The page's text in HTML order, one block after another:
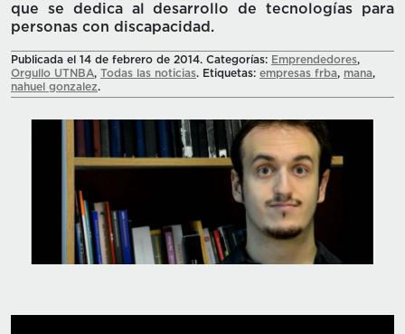
que se dedica al desarrollo de tecnologías para
personas con discapacidad.
Publicada el 14 de febrero de 2014. Categorías: Emprendedores,
Orgullo UTNBA, Todas las noticias. Etiquetas: empresas frba, mana,
nahuel gonzalez.